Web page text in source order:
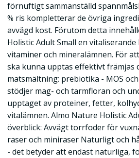
förnuftigt sammanställd
% ris kompletterar de övriga
avvägd kost. Förutom detta
Holistic Adult Small en
vitaminer och mineralämnen. För
ska kunna upptas effektivt främjas
matsmältning: prebiotika - MOS
stödjer mag- och tarmfloran och
upptaget av proteiner, fetter,
vitalämnen. Almo Nature Holistic
överblick: Avvägt torrfoder för
raser och miniraser Naturligt och
- det betyder att endast naturliga,